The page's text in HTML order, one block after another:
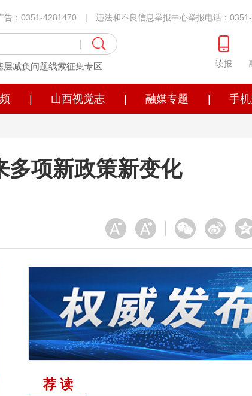
：0351-4281470 | 违法和不良信息举报中心举报电话：
减负问题线索征集专区 读报
山西视觉志 融媒专题 手
多项新政策新变化
荐 读